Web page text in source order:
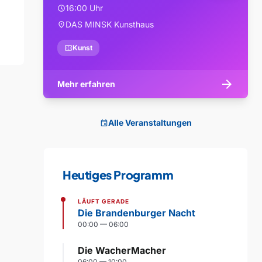
schedule16:00 Uhr
location_onDAS MINSK Kunsthaus
confirmation_numberKunst
Mehr erfahren arrow_forward
eventAlle Veranstaltungen
Heutiges Programm
LÄUFT GERADE
Die Brandenburger Nacht
00:00 — 06:00
Die WacherMacher